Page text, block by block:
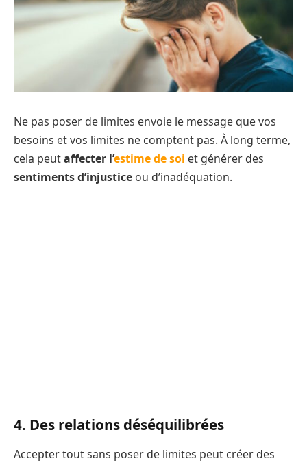
Ne pas poser de limites envoie le message que vos
besoins et vos limites ne comptent pas. À long terme,
cela peutaffecter l’estime de soi et générer des
sentiments d’injustice ou d’inadéquation.
4. Des relations déséquilibrées
Accepter tout sans poser de limites peut créer des